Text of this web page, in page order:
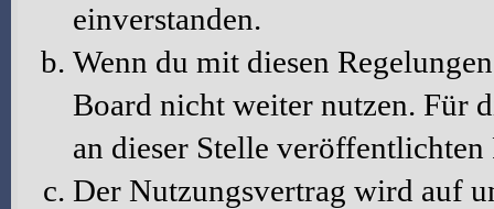
einverstanden.
Wenn du mit diesen
Board nicht weiter nutzen. Für
an dieser Stelle veröffentlichten
Der Nutzungsvertrag wird auf